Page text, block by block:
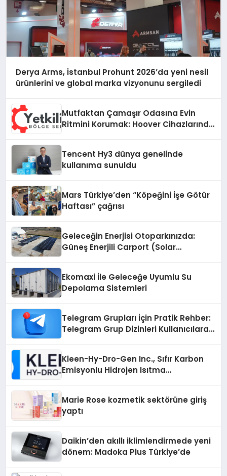
Derya Arms, İstanbul Prohunt 2026’da yeni nesil
ürünlerini ve global marka vizyonunu sergiledi
Mutfaktan Çamaşır Odasına Evin
Ritmini Korumak: Hoover Cihazlarında
Tencent Hy3 dünya genelinde
kullanıma sunuldu
Mars Türkiye’den “Köpeğini İşe Götür
Haftası” çağrısı
Geleceğin Enerjisi Otoparkınızda:
Güneş Enerjili Carport (Solar
Ekomaxi İle Geleceğe Uyumlu Su
Depolama Sistemleri
Telegram Grupları İçin Pratik Rehber:
Telegram Grup Dizinleri Kullanıcılara
Kleen-Hy-Dro-Gen Inc., Sıfır Karbon
Emisyonlu Hidrojen Isıtma
Marie Rose kozmetik sektörüne giriş
yaptı
Daikin’den akıllı iklimlendirmede yeni
dönem: Madoka Plus Türkiye’de